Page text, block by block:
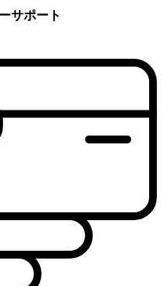
サポート